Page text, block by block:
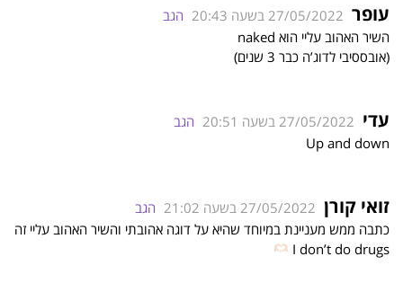
עופר 27/05/2022 בשעה 20:43
הגב
השיר האהוב עליי הוא naked
(אובססיבי לדוג’ה כבר 3 שנים)
עדי 27/05/2022 בשעה 20:51
הגב
Up and down
זואי קורן 27/05/2022 בשעה 21:02
הגב
כתבה ממש מעניינת במיוחד שהיא על דוגה אהובתי והשיר האהוב עליי זה
I don’t do drugs